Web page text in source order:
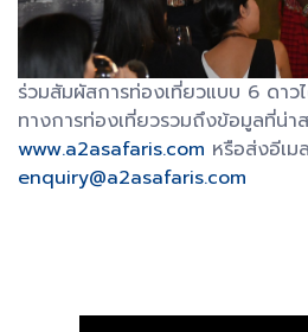
ร่วมสัมผัสการท่องเที่ยวแบบ 6 ดาว
ทางการท่องเที่ยวรวมถึงข้อมูลที่น่า
www.a2asafaris.com หรือส่งอีเม
enquiry@a2asafaris.com